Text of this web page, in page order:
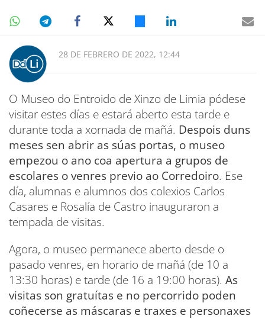
28 DE FEBRERO DE 2022, 12:44
O Museo do Entroido de Xinzo de Limia pódese
visitar estes días e estará aberto esta tarde e
durante toda a xornada de mañá. Despois duns
meses sen abrir as súas portas, o museo
empezou o ano coa apertura a grupos de
escolares o venres previo ao Corredoiro. Ese
día, alumnas e alumnos dos colexios Carlos
Casares e Rosalía de Castro inauguraron a
tempada de visitas.
Agora, o museo permanece aberto desde o
pasado venres, en horario de mañá (de 10 a
13:30 horas) e tarde (de 16 a 19:00 horas). As
visitas son gratuítas e no percorrido poden
coñecerse as máscaras e traxes e personaxes